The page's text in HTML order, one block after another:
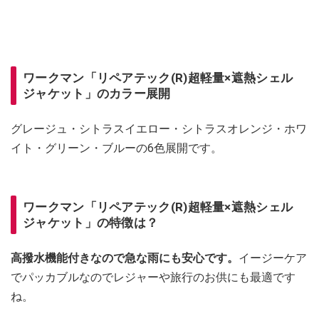
ワークマン「リペアテック(R)超軽量×遮熱シェル
ジャケット」のカラー展開
グレージュ・シトラスイエロー・シトラスオレンジ・ホワ
イト・グリーン・ブルーの6色展開です。
ワークマン「リペアテック(R)超軽量×遮熱シェル
ジャケット」の特徴は？
高撥水機能付きなので急な雨にも安心です。 イージーケア
でパッカブルなのでレジャーや旅行のお供にも最適です
ね。